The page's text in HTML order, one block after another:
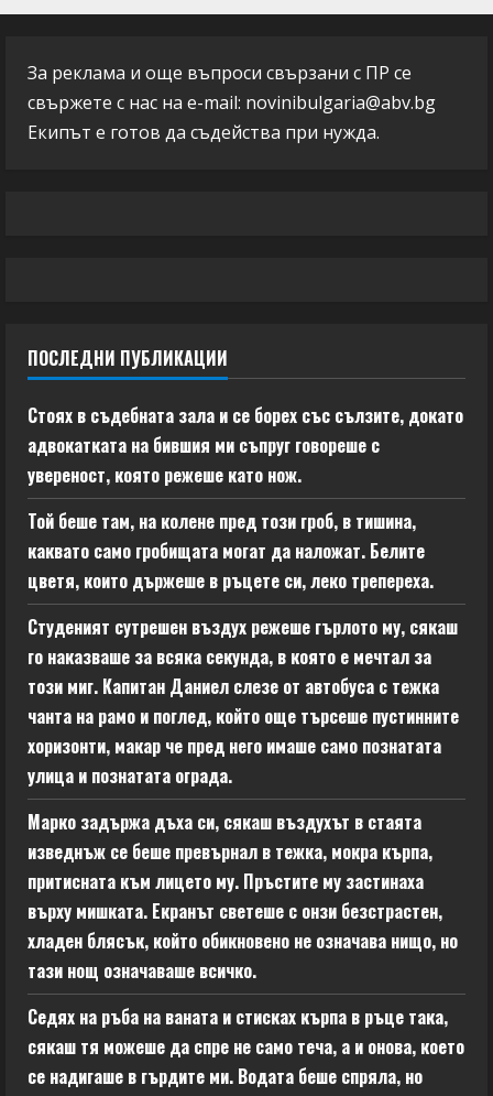
За реклама и още въпроси свързани с ПР се
свържете с нас на e-mail: novinibulgaria@abv.bg
Екипът е готов да съдейства при нужда.
ПОСЛЕДНИ ПУБЛИКАЦИИ
Стоях в съдебната зала и се борех със сълзите, докато
адвокатката на бившия ми съпруг говореше с
увереност, която режеше като нож.
Той беше там, на колене пред този гроб, в тишина,
каквато само гробищата могат да наложат. Белите
цветя, които държеше в ръцете си, леко трепереха.
Студеният сутрешен въздух режеше гърлото му, сякаш
го наказваше за всяка секунда, в която е мечтал за
този миг. Капитан Даниел слезе от автобуса с тежка
чанта на рамо и поглед, който още търсеше пустинните
хоризонти, макар че пред него имаше само познатата
улица и познатата ограда.
Марко задържа дъха си, сякаш въздухът в стаята
изведнъж се беше превърнал в тежка, мокра кърпа,
притисната към лицето му. Пръстите му застинаха
върху мишката. Екранът светеше с онзи безстрастен,
хладен блясък, който обикновено не означава нищо, но
тази нощ означаваше всичко.
Седях на ръба на ваната и стисках кърпа в ръце така,
сякаш тя можеше да спре не само теча, а и онова, което
се надигаше в гърдите ми. Водата беше спряла, но